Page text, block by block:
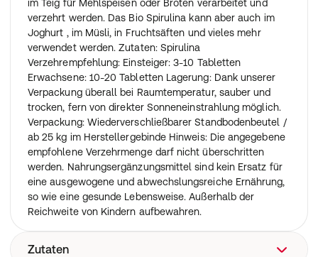
im Teig für Mehlspeisen oder Broten verarbeitet und
verzehrt werden. Das Bio Spirulina kann aber auch im
Joghurt , im Müsli, in Fruchtsäften und vieles mehr
verwendet werden. Zutaten: Spirulina
Verzehrempfehlung: Einsteiger: 3-10 Tabletten
Erwachsene: 10-20 Tabletten Lagerung: Dank unserer
Verpackung überall bei Raumtemperatur, sauber und
trocken, fern von direkter Sonneneinstrahlung möglich.
Verpackung: Wiederverschließbarer Standbodenbeutel /
ab 25 kg im Herstellergebinde Hinweis: Die angegebene
empfohlene Verzehrmenge darf nicht überschritten
werden. Nahrungsergänzungsmittel sind kein Ersatz für
eine ausgewogene und abwechslungsreiche Ernährung,
so wie eine gesunde Lebensweise. Außerhalb der
Reichweite von Kindern aufbewahren.
Zutaten